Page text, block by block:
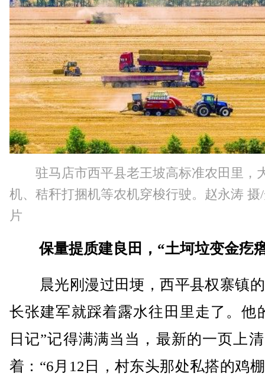
驻马店市西平县老王坡高标准农田里，
机、秸秆打捆机等农机穿梭行驶。赵永涛 摄
片
保量提质建良田，“土坷垃变金疙
晨光刚漫过田埂，西平县权寨镇
长张建军就踩着露水往田里走了。他
日记”记得满满当当，最新的一页上
着：“6月12日，村东头那处私搭的鸡